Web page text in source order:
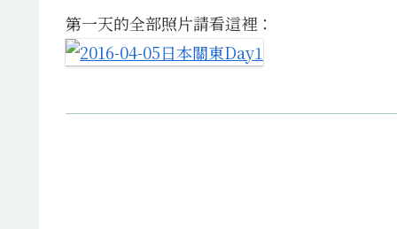
第一天的全部照片請看這裡：